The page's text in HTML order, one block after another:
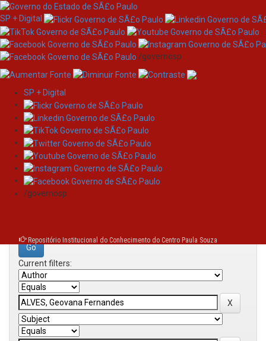
Skip
navigation
SP + Digital
/governosp
SP + Digital
/governosp
Repositório Institucional do Conhecimento do Centro Paula Souza
Search
Search:
Current filters: